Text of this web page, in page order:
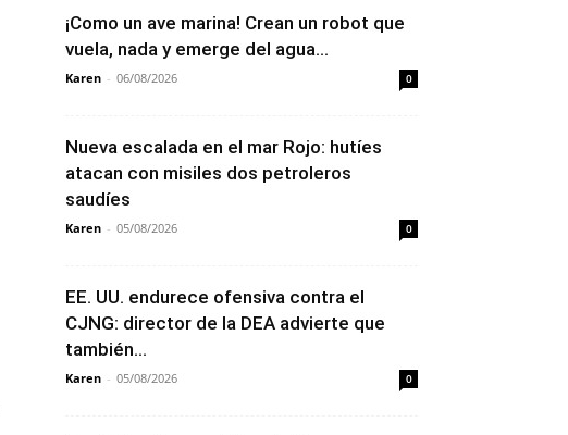
¡Como un ave marina! Crean un robot que
vuela, nada y emerge del agua...
Karen - 06/08/2026 0
Nueva escalada en el mar Rojo: hutíes
atacan con misiles dos petroleros
saudíes
Karen - 05/08/2026 0
EE. UU. endurece ofensiva contra el
CJNG: director de la DEA advierte que
también...
Karen - 05/08/2026 0